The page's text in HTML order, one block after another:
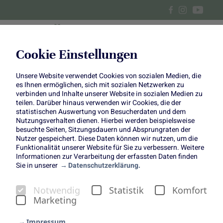
Cookie Einstellungen
Unsere Website verwendet Cookies von sozialen Medien, die
es Ihnen ermöglichen, sich mit sozialen Netzwerken zu
verbinden und Inhalte unserer Website in sozialen Medien zu
teilen. Darüber hinaus verwenden wir Cookies, die der
statistischen Auswertung von Besucherdaten und dem
Nutzungsverhalten dienen. Hierbei werden beispielsweise
besuchte Seiten, Sitzungsdauern und Absprungraten der
Nutzer gespeichert. Diese Daten können wir nutzen, um die
Funktionalität unserer Website für Sie zu verbessern. Weitere
Informationen zur Verarbeitung der erfassten Daten finden
Sie in unserer
Datenschutzerklärung.
Notwendig Statistik
Komfort
Marketing
Bühne frei für die Göttin des
Regenbogens
Ist es Magie? Oder sorgt einfach pure
beliebtesten Blumen hierzulande gehört? Auf
jeden Fall hat sie eine aufregende
Geschichte, die auch heute noch weiter